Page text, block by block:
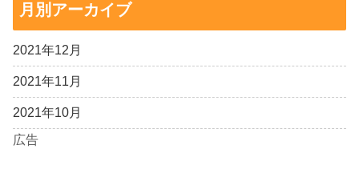
月別アーカイブ
2021年12月
2021年11月
2021年10月
広告